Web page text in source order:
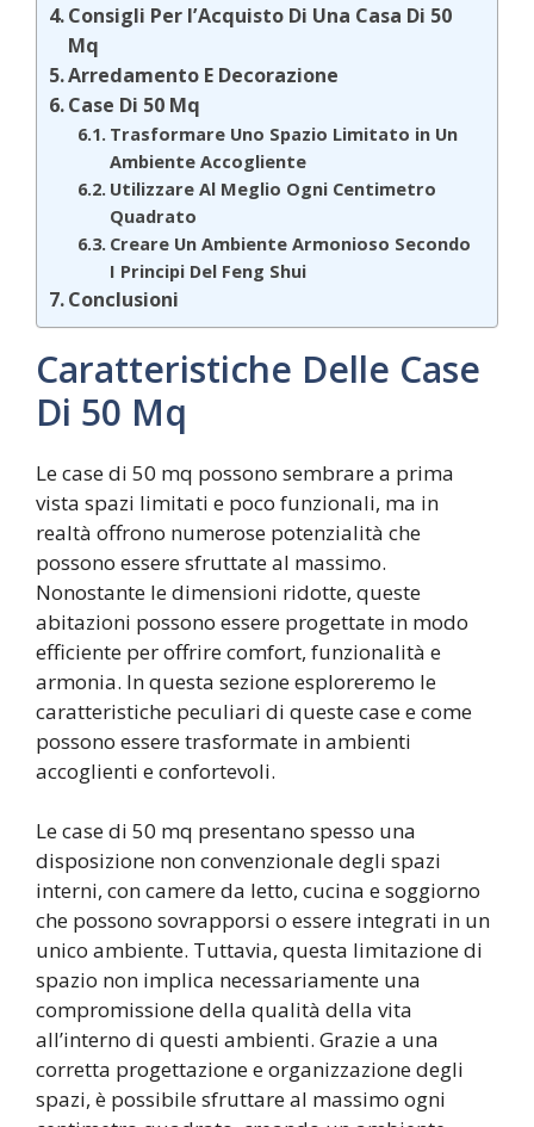
Consigli Per l’Acquisto Di Una Casa Di 50
Mq
Arredamento E Decorazione
Case Di 50 Mq
Trasformare Uno Spazio Limitato in Un
Ambiente Accogliente
Utilizzare Al Meglio Ogni Centimetro
Quadrato
Creare Un Ambiente Armonioso Secondo
I Principi Del Feng Shui
Conclusioni
Caratteristiche Delle Case
Di 50 Mq
Le case di 50 mq possono sembrare a prima
vista spazi limitati e poco funzionali, ma in
realtà offrono numerose potenzialità che
possono essere sfruttate al massimo.
Nonostante le dimensioni ridotte, queste
abitazioni possono essere progettate in modo
efficiente per offrire comfort, funzionalità e
armonia. In questa sezione esploreremo le
caratteristiche peculiari di queste case e come
possono essere trasformate in ambienti
accoglienti e confortevoli.
Le case di 50 mq presentano spesso una
disposizione non convenzionale degli spazi
interni, con camere da letto, cucina e soggiorno
che possono sovrapporsi o essere integrati in un
unico ambiente. Tuttavia, questa limitazione di
spazio non implica necessariamente una
compromissione della qualità della vita
all’interno di questi ambienti. Grazie a una
corretta progettazione e organizzazione degli
spazi, è possibile sfruttare al massimo ogni